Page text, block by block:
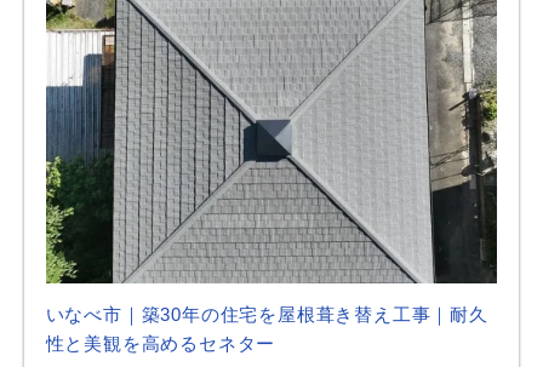
いなべ市｜築30年の住宅を屋根葺き替え工事｜耐久
性と美観を高めるセネター